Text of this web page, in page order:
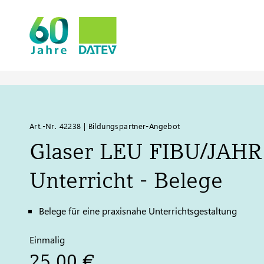
Art.-Nr. 42238 | Bildungspartner-Angebot
Glaser LEU FIBU/
Unterricht - Belege
Belege für eine praxisnahe Unterrichtsgestaltung
Einmalig